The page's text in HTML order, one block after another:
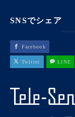
SNSでシェア
Facebook
Twitter LINE